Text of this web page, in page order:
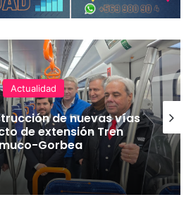
Actualidad
de nuevas vías
de extensión Tren
Gorbea